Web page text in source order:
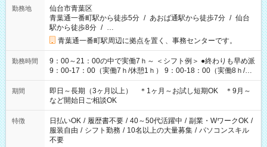
勤務地
仙台市青葉区
青葉通一番町駅から徒歩5分 / あおば通駅から徒歩7分 / 仙台
駅から徒歩8分 / …
青葉通一番町駅周辺に拠点を置く、事務センターです。
勤務時間
9：00～21：00の中で実働7ｈ～ ＜シフト例＞ ●終わりも早め派
9：00-17：00（実働7ｈ/休憩1ｈ） 9：00-18：00（実働8ｈ/休
憩1ｈ） 10：00-19：00（実働8ｈ/休憩1ｈ） ●朝ゆっくり派
11：00-20：00（実働8ｈ/休憩1ｈ） 12：00-20：00（実働7ｈ/
休憩1ｈ） 12：00-21：00（実働8ｈ/休憩1ｈ） 13：00-22：
00（実働8ｈ/休憩1ｈ） ＊時間帯固定OK
期間
即日～長期（3ヶ月以上） ＊1ヶ月～お試し短期OK ＊9月～
など開始日ご相談OK
特徴 日払いOK / 履歴書不要 / 40～50代活躍中 / 副業・WワークOK /
服装自由 / シフト勤務 / 10名以上の大量募集 / パソコンスキル
不要